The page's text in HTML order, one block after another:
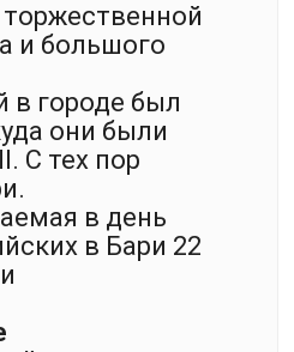
и большого
в городе был
они были
С тех пор
в день
в Бари 22